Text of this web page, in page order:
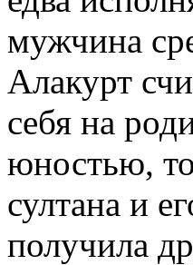
мужчина
Алакурт
себя на
юностью,
султана и
получила